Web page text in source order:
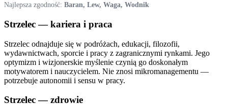
Najlepsza zgodność: Baran, Lew, Waga, Wodnik
Strzelec— kariera i praca
Strzelec odnajduje się w podróżach, edukacji, filozofii,
wydawnictwach, sporcie i pracy z zagranicznymi rynkami. Jego
optymizm i wizjonerskie myślenie czynią go doskonałym
motywatorem i nauczycielem. Nie znosi mikromanagementu —
potrzebuje autonomii i sensu w pracy.
Strzelec— zdrowie